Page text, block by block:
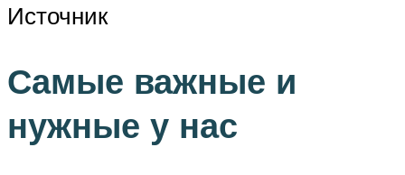
Источник
Самые важные и
нужные у нас